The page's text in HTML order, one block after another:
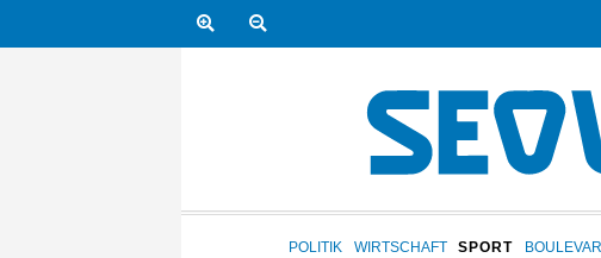
POLITIK WIRTSCHAFT SPORT